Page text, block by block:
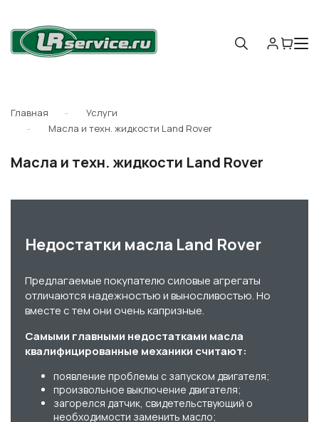
Главная
Услуги
Масла и техн. жидкости Land Rover
Масла и техн. жидкости Land Rover
Недостатки масла Land Rover
Предлагаемые покупателю силовые агрегаты
отличаются надежностью и выносливостью. Но
вместе с тем они очень капризные.
Самыми главными недостатками масла
квалифицированные механики считают:
появление проблемы с запуском двигателя;
произвольное выключение двигателя;
загорелся датчик, свидетельствующий о
необходимости заменить масло;